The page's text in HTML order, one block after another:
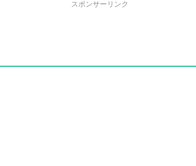
スポンサーリンク